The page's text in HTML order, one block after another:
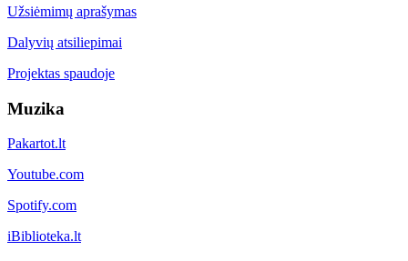
Užsiėmimų aprašymas
Dalyvių atsiliepimai
Projektas spaudoje
Muzika
Pakartot.lt
Youtube.com
Spotify.com
iBiblioteka.lt